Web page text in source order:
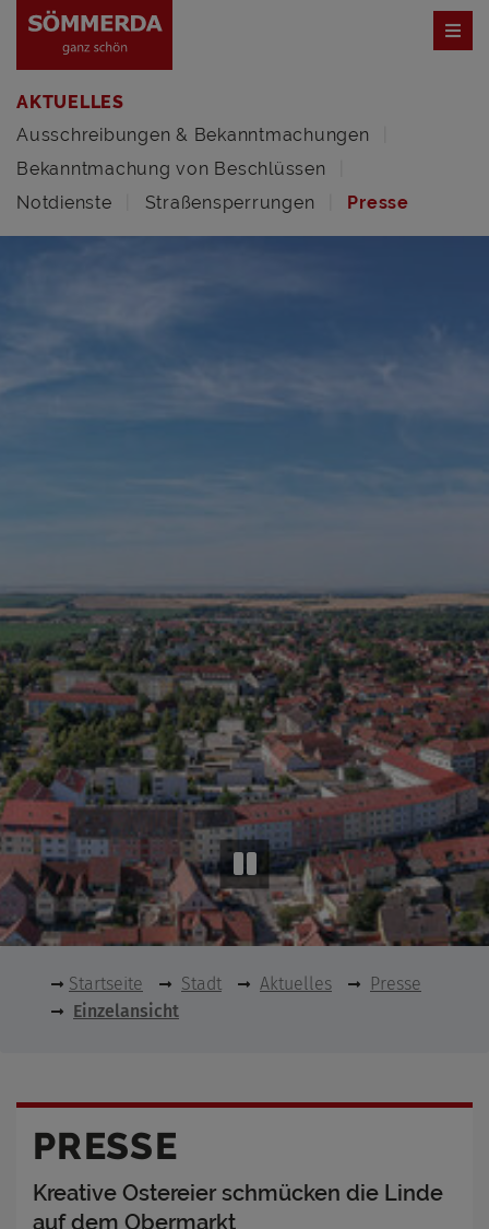
AKTUELLES
Ausschreibungen & Bekanntmachungen
Bekanntmachung von Beschlüssen
Notdienste
Straßensperrungen Presse
Startseite Stadt Aktuelles
Presse
Einzelansicht
PRESSE
Kreative Ostereier schmücken die Linde
auf dem Obermarkt